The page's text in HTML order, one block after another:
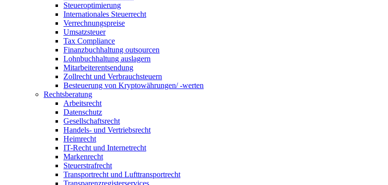
Steueroptimierung
Internationales Steuerrecht
Verrechnungspreise
Umsatzsteuer
Tax Compliance
Finanzbuchhaltung outsourcen
Lohnbuchhaltung auslagern
Mitarbeiterentsendung
Zollrecht und Verbrauchsteuern
Besteuerung von Kryptowährungen/ -werten
Rechtsberatung
Arbeitsrecht
Datenschutz
Gesellschaftsrecht
Handels- und Vertriebsrecht
Heimrecht
IT-Recht und Internetrecht
Markenrecht
Steuerstrafrecht
Transportrecht und Lufttransportrecht
Transparenzregisterservices